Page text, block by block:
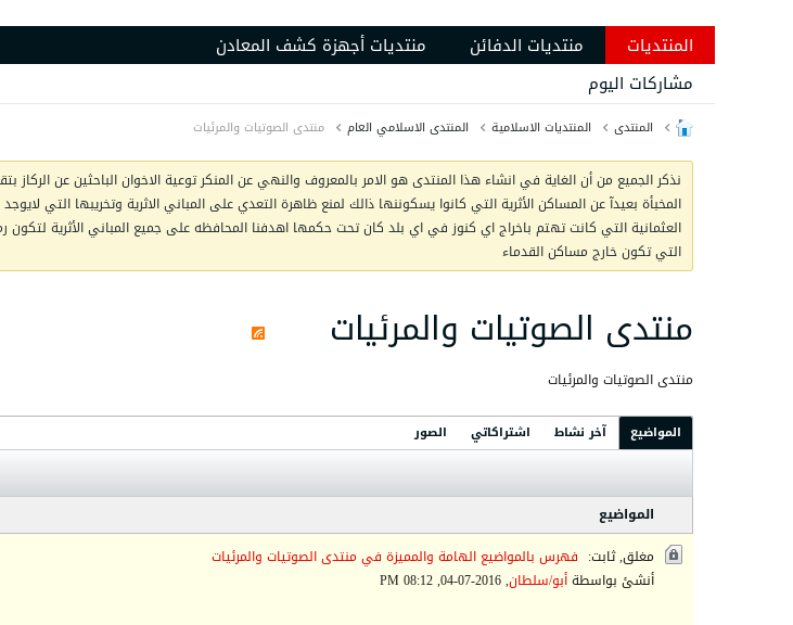
المنتديات منتديات الدفائن
منتديات أجهزة كشف المعادن
مشاركات اليوم
المنتدى المنتديات الاسلامية المنتدى الاسلامي العام منتدى الصوتيات والمرئيات
نذكر الجميع من أن الغاية في انشاء هذا المنتدى هو الامر بالمعروف والنهي عن المنكر توعية الاخوان الباحثين عن
المخبأة بعيدآ عن المساكن الأثرية التي كانوا يسكوننها ذالك لمنع ظاهرة التعدي على المباني الاثرية وتخريبها التي
العثمانية التي كانت تهتم باخراج اي كنوز في اي بلد كان تحت حكمها اهدفنا المحافظه على جميع المباني الأثرية لتكون
التي تكون خارج مساكن القدماء
منتدى الصوتيات والمرئيات
منتدى الصوتيات والمرئيات
المواضيع آخر نشاط اشتراكاتي الصور
المواضيع
مغلق, ثابت: فهرس بالمواضيع الهامة والمميزة في منتدى الصوتيات والمرئيات
أنشئ بواسطةأبو/سلطان,
2016-07-04, 08:12 PM